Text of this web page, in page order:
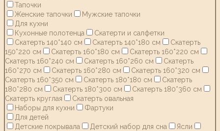
Тапочки
Женские тапочки
Мужские тапочки
Для кухни
Кухонные полотенца
Скатерти и салфетки
Скатерть 140*140 см
Скатерть 140*180 см
Скатерть
150*220 см
Скатерть 160*180 см
Скатерть 160*220 см
Скатерть 160*240 см
Скатерть 160*260 см
Скатерть
160*270 см
Скатерть 160*280 см
Скатерть 160*320 см
Скатерть 160*350 см
Скатерть 180*180 см
Скатерть
180*280 см
Скатерть 180*300 см
Скатерть 180*360 см
Скатерть круглая
Скатерть овальная
Наборы для кухни
Фартуки
Для детей
Детские покрывала
Детский набор для сна
Ясли